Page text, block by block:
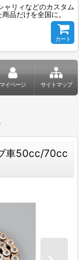
ャリィなどのカスタム
品だけを全国に。
カート
マイページ サイトマップ
車50cc/70cc